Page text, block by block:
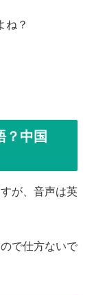
ね？
中国
が、音声は英
で仕方ないで